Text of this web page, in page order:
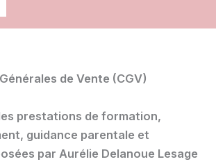
de Vente (CGV)
prestations de formation,
guidance parentale et
par Aurélie Delanoue Lesage